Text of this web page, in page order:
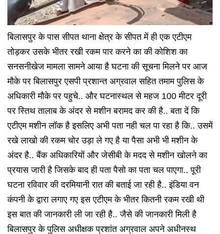
बिलासपुर के पास सीपत थाना क्षेत्र के सीपत में ही एक एटीएम
तोड़कर उसके भीतर रखी रकम पार करने का की कोशिश का
सनसनीखेज मामला सामने आया है घटना की सूचना मिलने पर आज
मौके पर बिलासपुर एसपी प्रशान्त अग्रवाल सहित तमाम पुलिस के
अधिकारी मौके पर पहुचे.. और घटनास्थल से महज 100 मीटर दूरी
पर स्तिथ तालाब के अंदर से मशीन बरामद कर की है.. बता दें कि
एटीएम मशीन लॉक है इसलिए अभी पता नही चल पा रहा है कि.. उसमें
रखे लाखो की रकम चोर उड़ा ले गए है या पैसा अभी भी मशीन के
अंदर है.. बैंक अधिकारियों और जेसीबी के मदद से मशीन खोलने का
प्रयास जारी है जिसके बाद ही पता पैसो का पता चल पाएगा.. पूरी
घटना रविवार की दरमियानी रात की बताई जा रही है.. इंडिया वन
कंपनी के द्वारा लगाए गए इस एटीएम के भीतर कितनी रकम रखी थी
इस बात की जानकारी ली जा रही है.. जैसे की जानकारी मिली है
बिलासपुर के पुलिस अधीक्षक प्रशांत अग्रवाल अपने अधीनस्थ